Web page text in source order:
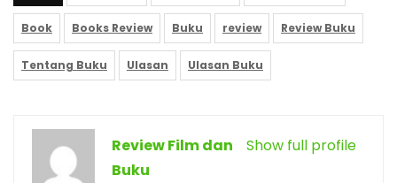
Book Books Review Buku review Review Buku
Tentang Buku Ulasan Ulasan Buku
Show full profile
Review Film dan
Buku